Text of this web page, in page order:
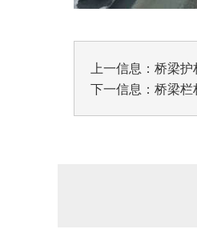
上一信息： 桥梁护
下一信息： 桥梁栏